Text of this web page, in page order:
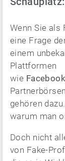
Wenn Sie als
eine Frage
einem
Plattformen
wie Facebook
gehören
warum man
Doch nicht
von Fake-